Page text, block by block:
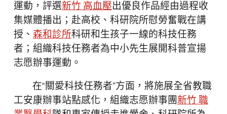
運動，評選新竹 高血壓出優良作品經由過程收
集媒體播出；赴高校、科研院所慰勞奮戰在講
授、 森和診所科研和生孩子一線的科技任務
者；組織科技任務者為中小先生展開科普宣揚
志愿辦事運動。
在“關愛科技任務者”方面，將施展全省教職
工安康辦事站點感化，組織志愿辦事團新竹 職